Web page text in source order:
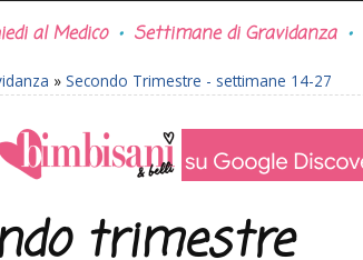
al Medico Settimane di Gravidanza
» Secondo Trimestre - settimane 14-27
trimestre